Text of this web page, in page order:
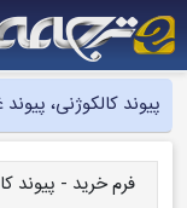
پیوند کالکوژنی،
فرم خرید - پیوند